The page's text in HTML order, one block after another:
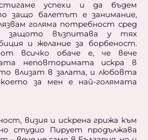
успехи и да бъдем
защо балетът е занимание,
голяма потребност сред
защото възпитава у тях
и желание за борбеност.
от всичко обаче е, че вече
неповторимата искра в
влизат в залата, и любовта
за мен е най-голямата
визия и искрена грижа към
студио Пирует продължава